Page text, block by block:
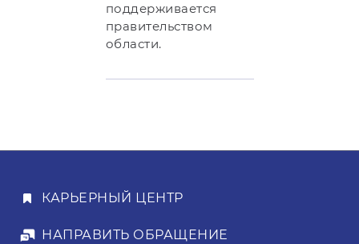
поддерживается
правительством
области.
КАРЬЕРНЫЙ ЦЕНТР
НАПРАВИТЬ ОБРАЩЕНИЕ